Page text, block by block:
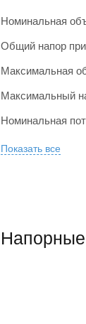
Номинальная
Общий напор
Максимальная
Максимальный
Номинальная
Показать все
Напорные